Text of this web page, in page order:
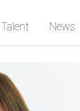
Talent News